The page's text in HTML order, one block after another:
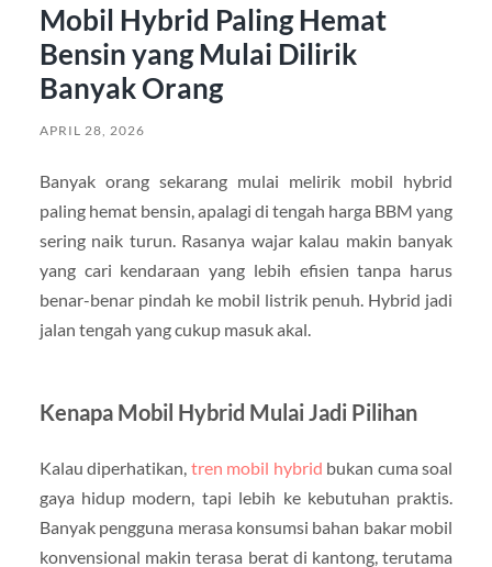
Mobil Hybrid Paling Hemat
Bensin yang Mulai Dilirik
Banyak Orang
APRIL 28, 2026
Banyak orang sekarang mulai melirik mobil hybrid
paling hemat bensin, apalagi di tengah harga BBM yang
sering naik turun. Rasanya wajar kalau makin banyak
yang cari kendaraan yang lebih efisien tanpa harus
benar-benar pindah ke mobil listrik penuh. Hybrid jadi
jalan tengah yang cukup masuk akal.
Kenapa Mobil Hybrid Mulai Jadi Pilihan
Kalau diperhatikan, tren mobil hybrid bukan cuma soal
gaya hidup modern, tapi lebih ke kebutuhan praktis.
Banyak pengguna merasa konsumsi bahan bakar mobil
konvensional makin terasa berat di kantong, terutama